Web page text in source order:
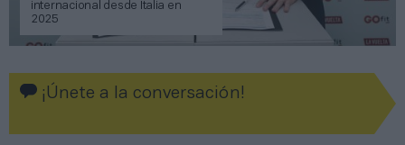
internacional desde Italia en
2025
¡Únete a la conversación!